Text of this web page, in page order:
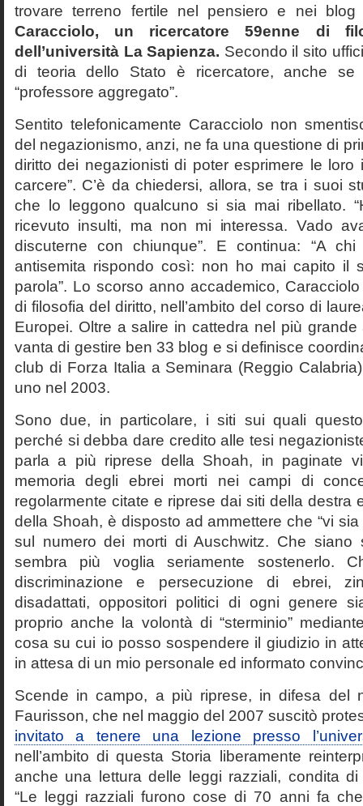
trovare terreno fertile nel pensiero e nei
Caracciolo, un ricercatore 59enne di
dell’università La Sapienza. Secondo il sito
di teoria dello Stato è ricercatore, anche
“professore aggregato”.
Sentito telefonicamente Caracciolo non
del negazionismo, anzi, ne fa una questione di
diritto dei negazionisti di poter esprimere le loro
carcere”. C’è da chiedersi, allora, se tra i suoi
che lo leggono qualcuno si sia mai ribellato.
ricevuto insulti, ma non mi interessa. Vado
discuterne con chiunque”. E continua: “A
antisemita rispondo così: non ho mai capito il
parola”. Lo scorso anno accademico,
di filosofia del diritto, nell’ambito del corso di
Europei. Oltre a salire in cattedra nel più grande
vanta di gestire ben 33 blog e si definisce
club di Forza Italia a Seminara (Reggio
uno nel 2003.
Sono due, in particolare, i siti sui quali
perché si debba dare credito alle tesi
parla a più riprese della Shoah, in paginate
memoria degli ebrei morti nei campi di
regolarmente citate e riprese dai siti della destra
della Shoah, è disposto ad ammettere che “vi
sul numero dei morti di Auschwitz. Che siano
sembra più voglia seriamente sostenerlo.
discriminazione e persecuzione di ebrei,
disadattati, oppositori politici di ogni genere
proprio anche la volontà di “sterminio”
cosa su cui io posso sospendere il giudizio in
in attesa di un mio personale ed informato
Scende in campo, a più riprese, in difesa del
Faurisson, che nel maggio del 2007 suscitò
invitato a tenere una lezione presso
nell’ambito di questa Storia liberamente
anche una lettura delle leggi razziali, condita di
“Le leggi razziali furono cose di 70 anni fa